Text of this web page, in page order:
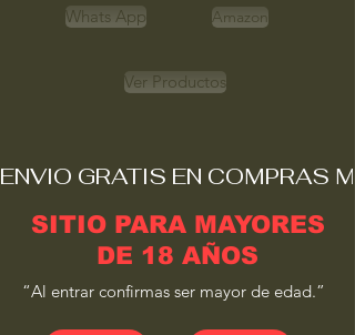
Ver Productos
ENVIO GRATIS EN COMPRAS
SITIO PARA MAYORES
DE 18 AÑOS
“Al entrar confirmas ser mayor de edad.”
Whats App Amazon